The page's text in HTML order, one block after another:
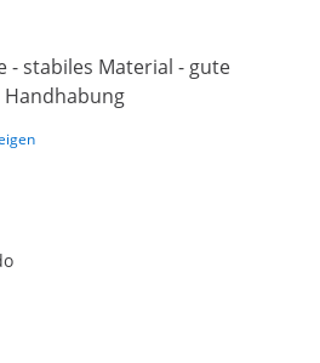
- stabiles Material - gute